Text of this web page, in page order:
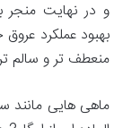
بهبود عملکرد
منعطف تر و سالم
ماهی هایی مانند